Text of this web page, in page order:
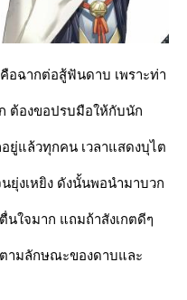
อฉากต่อสู้ฟันดาบ เพราะท่า
ต้องขอปรบมือให้กับนัก
ยู่แล้วทุกคน เวลาแสดงบุไต
ยุ่งเหยิง ดังนั้นพอนำมาบวก
ใจมาก แถมถ้าสังเกตดีๆ
ามลักษณะของดาบและ